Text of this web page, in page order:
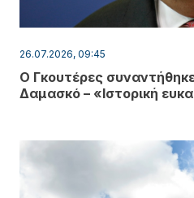
26.07.2026, 09:45
Ο Γκουτέρες
Δαμασκό – «Ιστορική